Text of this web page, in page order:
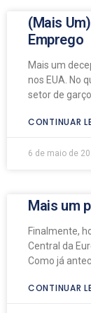
(Mais
Emprego
Mais um
nos EUA. No
setor de
CONTINUAR
6 de maio de
Mais um
Finalmente,
Central da
Como já
CONTINUAR